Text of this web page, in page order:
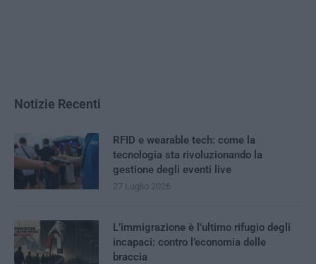
Notizie Recenti
RFID e wearable tech: come la
tecnologia sta rivoluzionando la
gestione degli eventi live
27 Luglio 2026
L’immigrazione è l’ultimo rifugio degli
incapaci: contro l’economia delle
braccia